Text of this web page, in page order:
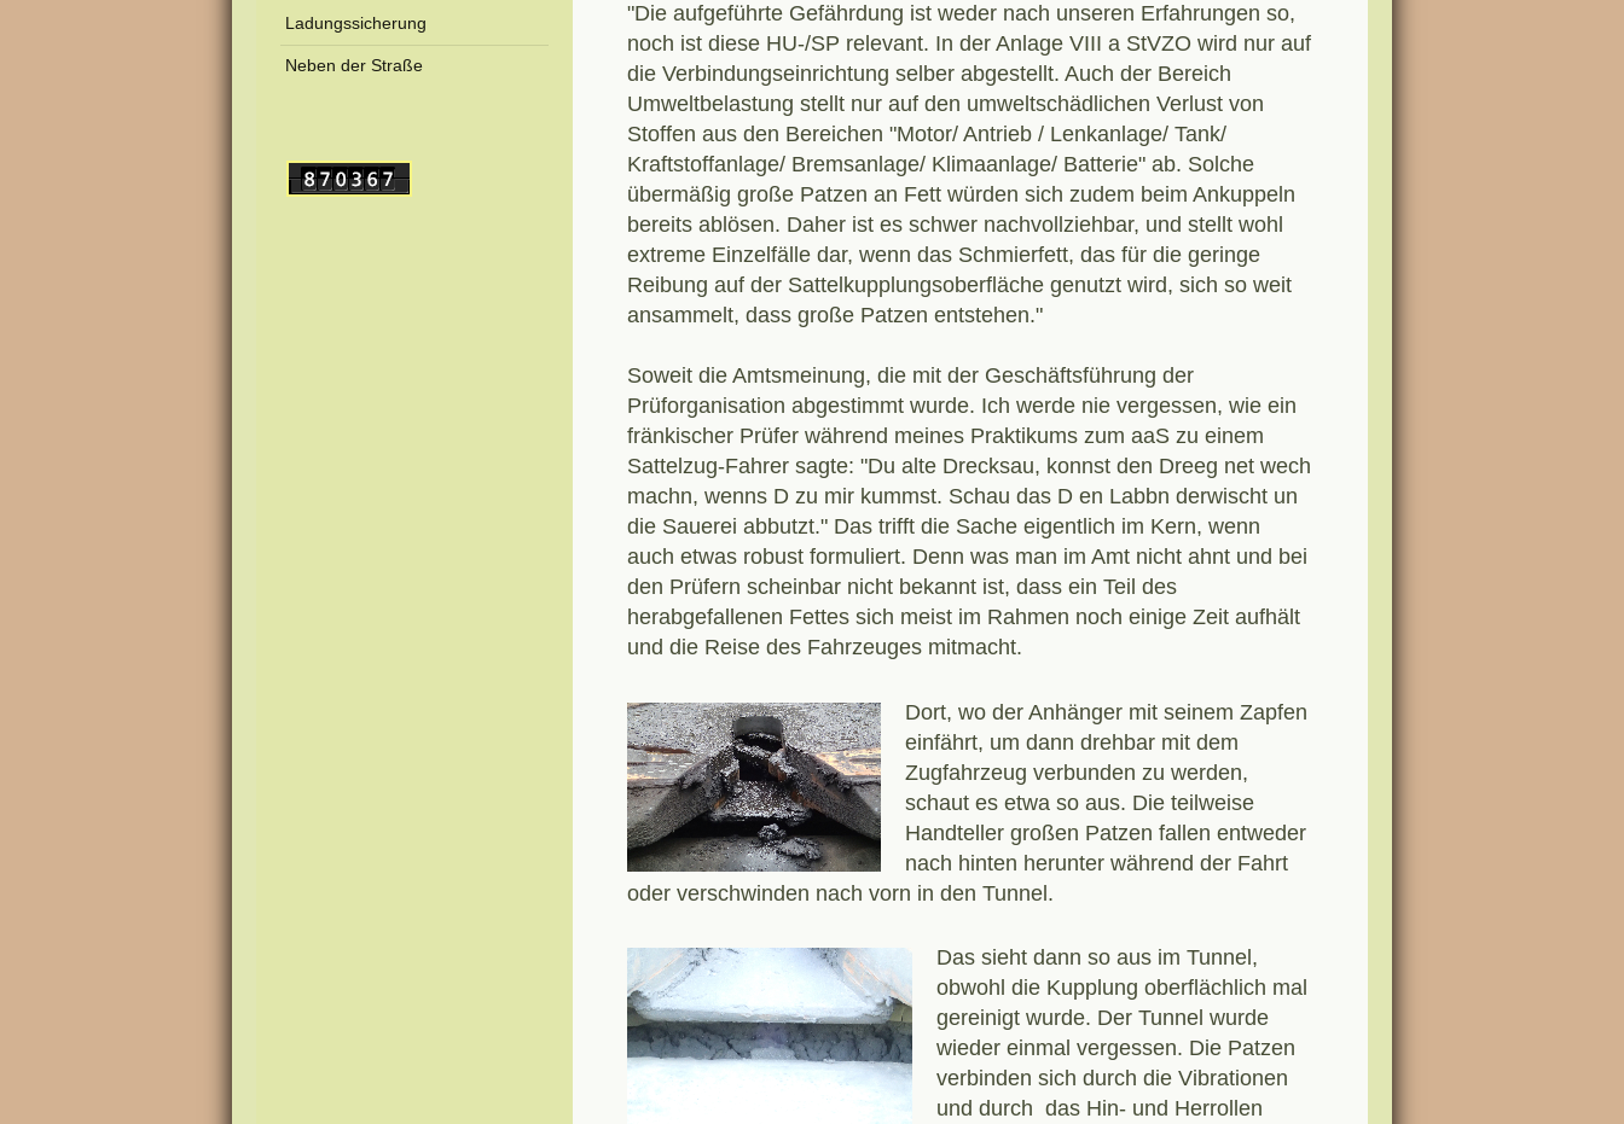
"Die aufgeführte Gefährdung ist weder nach unseren Erfahrungen so,
noch ist diese HU-/SP relevant. In der Anlage VIII a StVZO wird nur auf
die Verbindungseinrichtung selber abgestellt. Auch der Bereich
Umweltbelastung stellt nur auf den umweltschädlichen Verlust von
Stoffen aus den Bereichen "Motor/ Antrieb / Lenkanlage/ Tank/
Kraftstoffanlage/ Bremsanlage/ Klimaanlage/ Batterie" ab. Solche
übermäßig große Patzen an Fett würden sich zudem beim Ankuppeln
bereits ablösen. Daher ist es schwer nachvollziehbar, und stellt wohl
extreme Einzelfälle dar, wenn das Schmierfett, das für die geringe
Reibung auf der Sattelkupplungsoberfläche genutzt wird, sich so weit
ansammelt, dass große Patzen entstehen."
Soweit die Amtsmeinung, die mit der Geschäftsführung der
Prüforganisation abgestimmt wurde. Ich werde nie vergessen, wie ein
fränkischer Prüfer während meines Praktikums zum aaS zu einem
Sattelzug-Fahrer sagte: "Du alte Drecksau, konnst den Dreeg net wech
machn, wenns D zu mir kummst. Schau das D en Labbn derwischt un
die Sauerei abbutzt." Das trifft die Sache eigentlich im Kern, wenn
auch etwas robust formuliert. Denn was man im Amt nicht ahnt und bei
den Prüfern scheinbar nicht bekannt ist, dass ein Teil des
herabgefallenen Fettes sich meist im Rahmen noch einige Zeit aufhält
und die Reise des Fahrzeuges mitmacht.
Dort, wo der Anhänger mit seinem Zapfen
einfährt, um dann drehbar mit dem
Zugfahrzeug verbunden zu werden,
schaut es etwa so aus. Die teilweise
Handteller großen Patzen fallen entweder
nach hinten herunter während der Fahrt
oder verschwinden nach vorn in den Tunnel.
Das sieht dann so aus im Tunnel,
obwohl die Kupplung oberflächlich mal
gereinigt wurde. Der Tunnel wurde
wieder einmal vergessen. Die Patzen
verbinden sich durch die Vibrationen
und durch das Hin- und Herrollen
Ladungssicherung
Neben der Straße